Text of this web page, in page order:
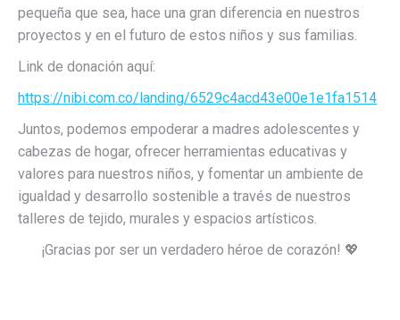
pequeña que sea, hace una gran diferencia en nuestros
proyectos y en el futuro de estos niños y sus familias.
Link de donación aquí:
https://nibi.com.co/landing/6529c4acd43e00e1e1fa1514
Juntos, podemos empoderar a madres adolescentes y
cabezas de hogar, ofrecer herramientas educativas y
valores para nuestros niños, y fomentar un ambiente de
igualdad y desarrollo sostenible a través de nuestros
talleres de tejido, murales y espacios artísticos.
¡Gracias por ser un verdadero héroe de corazón! 💖